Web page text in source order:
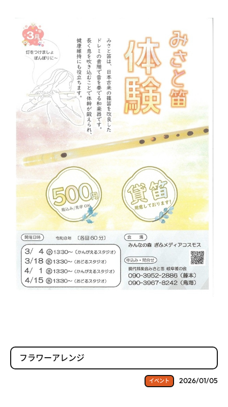
フラワーアレンジ
イベント 2026/01/05